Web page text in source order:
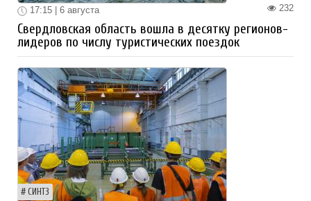
232
17:15 | 6 августа
Свердловская область вошла в десятку регионов-
лидеров по числу туристических поездок
СИНТЗ